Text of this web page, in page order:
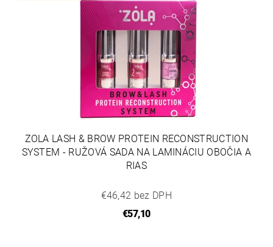
ZOLA LASH & BROW PROTEIN RECONSTRUCTION
SYSTEM - RUŽOVÁ SADA NA LAMINÁCIU OBOČIA A
RIAS
€46,42 bez DPH
€57,10